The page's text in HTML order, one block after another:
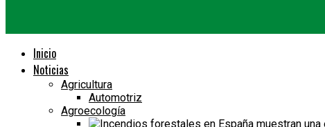
Inicio
Noticias
Agricultura
Automotriz
Agroecología